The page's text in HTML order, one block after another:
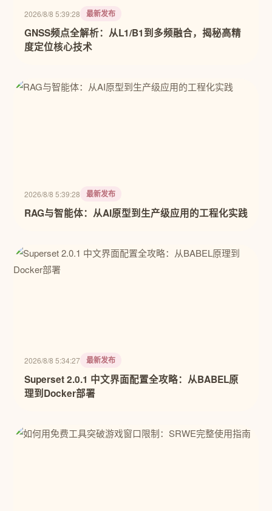
2026/8/8 5:39:28 最新发布
GNSS频点全解析：从L1/B1到多频融合，揭秘高精
度定位核心技术
2026/8/8 5:39:28 最新发布
RAG与智能体：从AI原型到生产级应用的工程化实践
2026/8/8 5:34:27 最新发布
Superset 2.0.1 中文界面配置全攻略：从BABEL原
理到Docker部署